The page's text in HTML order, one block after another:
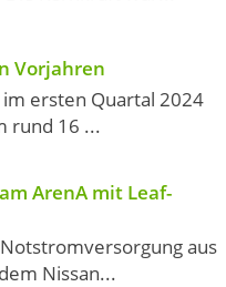
Vorjahren
ersten Quartal 2024
rund 16 ...
ArenA mit Leaf-
aus
Nissan...